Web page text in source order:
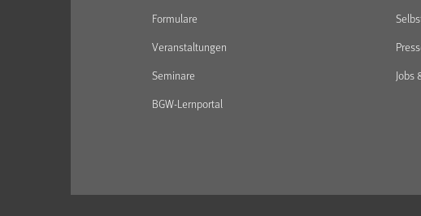
Formulare
Veranstaltungen
Seminare
BGW-Lernportal
Jobs